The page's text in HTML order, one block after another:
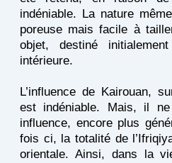
indéniable. La nature
poreuse mais facile à
objet, destiné
intérieure.
L’influence de Kairouan,
est indéniable. Mais, il
influence, encore plus
fois ci, la totalité de
orientale. Ainsi, dans la